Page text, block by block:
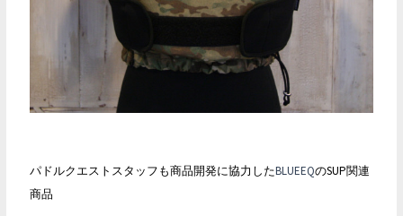
パドルクエストスタッフも商品開発に協力したBLUEEQのSUP関連
商品